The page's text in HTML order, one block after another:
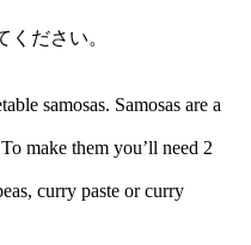
ください。
samosas. Samosas are a
make them you’ll need 2
curry paste or curry